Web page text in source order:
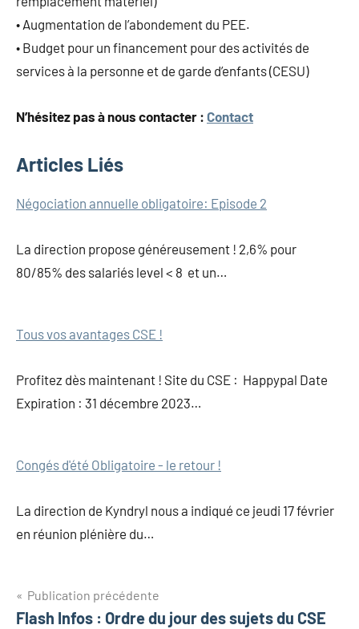
• Augmentation de l’abondement du PEE.
• Budget pour un financement pour des activités de
services à la personne et de garde d’enfants (CESU)
N’hésitez pas à nous contacter : Contact
Articles Liés
Négociation annuelle obligatoire: Episode 2
La direction propose généreusement ! 2,6% pour
80/85% des salariés level < 8 et un…
Tous vos avantages CSE !
Profitez dès maintenant ! Site du CSE : Happypal Date
Expiration : 31 décembre 2023…
Congés d'été Obligatoire - le retour !
La direction de Kyndryl nous a indiqué ce jeudi 17 février
en réunion plénière du…
Navigation
de
l’article
Publication précédente
Flash Infos : Ordre du jour des sujets du CSE